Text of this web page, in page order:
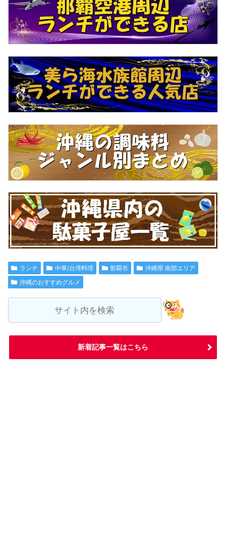
ランチ 中華/台湾料理 那覇市
沖縄県 南部エリア
沖縄のおすすめグルメ
新着記事一覧はこちら